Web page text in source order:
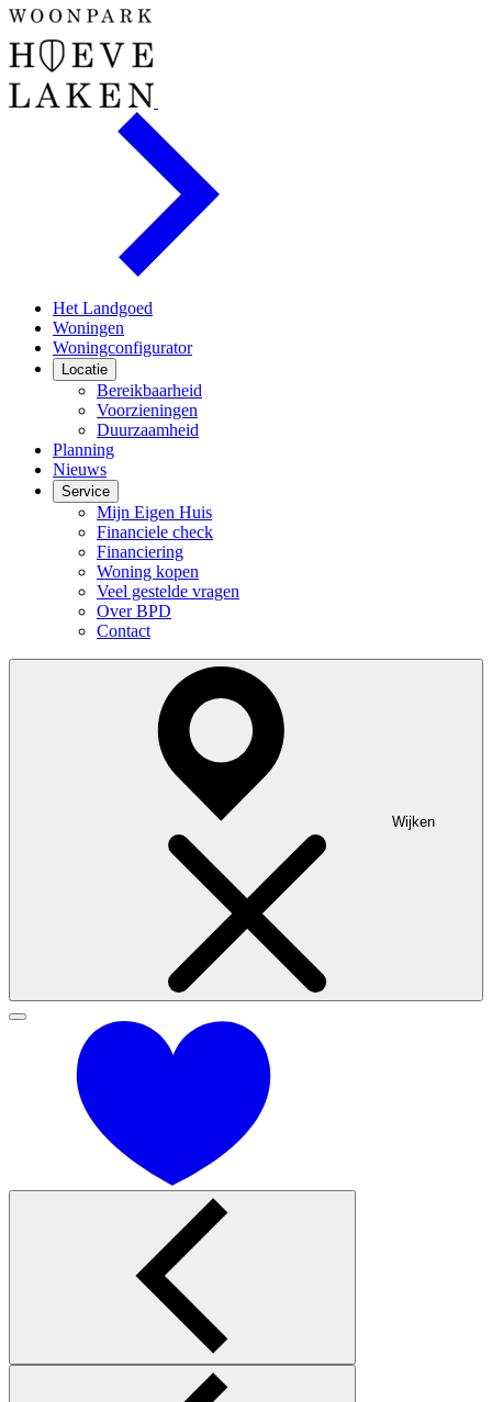
Het Landgoed
Woningen
Woningconfigurator
Locatie
Bereikbaarheid
Voorzieningen
Duurzaamheid
Planning
Nieuws
Service
Mijn Eigen Huis
Financiele check
Financiering
Woning kopen
Veel gestelde vragen
Over BPD
Contact
Wijken